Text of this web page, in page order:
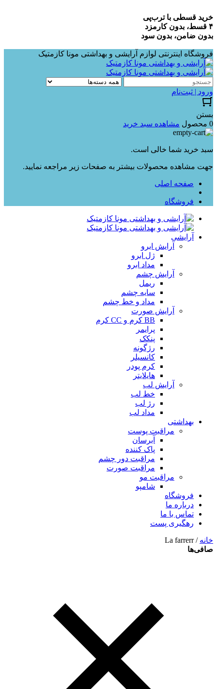
خرید قسطی با ترب‌پی
۴ قسط، بدون کارمزد
بدون ضامن، بدون سود
فروشگاه اینترنتی لوازم آرایشی و بهداشتی مونا کازمتیک
ورود | ثبت‌نام
بستن
0 محصول
مشاهده سبد خرید
سبد خرید شما خالی است.
جهت مشاهده محصولات بیشتر به صفحات زیر مراجعه نمایید.
صفحه اصلی
فروشگاه
آرایشی
آرایش ابرو
ژل ابرو
مداد ابرو
آرایش چشم
ریمل
سایه چشم
مداد و خط چشم
آرایش صورت
BB کرم و CC کرم
پرایمر
پنکک
رژگونه
کانسیلر
کرم پودر
هایلایتر
آرایش لب
خط لب
رژ لب
مداد لب
بهداشتی
مراقبت پوست
آبرسان
پاک کننده
مراقبت دور چشم
مراقبت صورت
مراقبت مو
شامپو
فروشگاه
درباره ما
تماس با ما
رهگیری پست
خانه / La farrerr
صافی‌ها